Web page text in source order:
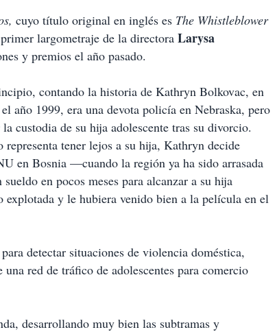
cuyo título original en inglés es The Whistleblower
largometraje de la directora Larysa
y premios el año pasado.
contando la historia de Kathryn Bolkovac, en
año 1999, era una devota policía en Nebraska, pero
custodia de su hija adolescente tras su divorcio.
tener lejos a su hija, Kathryn decide
en Bosnia —cuando la región ya ha sido arrasada
en pocos meses para alcanzar a su hija
explotada y le hubiera venido bien a la película en el
detectar situaciones de violencia doméstica,
red de tráfico de adolescentes para comercio
desarrollando muy bien las subtramas y